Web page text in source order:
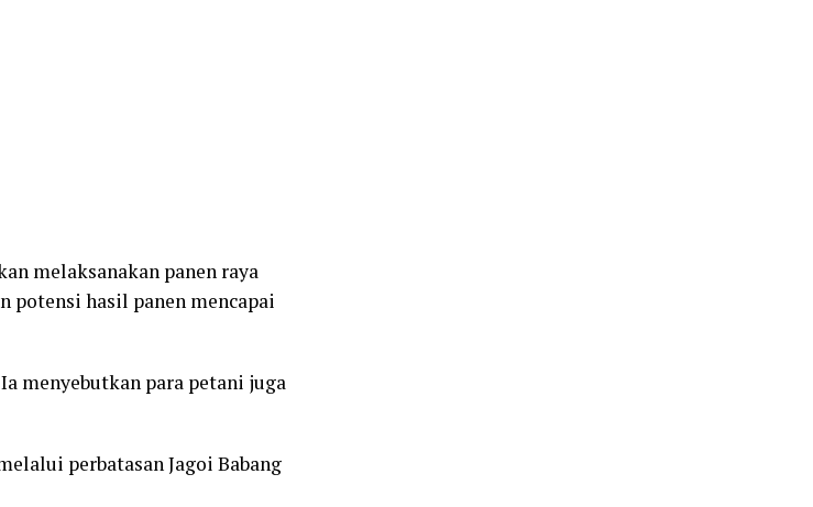
melaksanakan panen raya
potensi hasil panen mencapai
menyebutkan para petani juga
perbatasan Jagoi Babang